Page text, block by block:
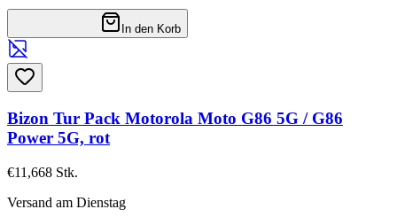
In den Korb
Bizon Tur Pack Motorola Moto G86 5G / G86
Power 5G, rot
€11,668 Stk.
Versand am Dienstag